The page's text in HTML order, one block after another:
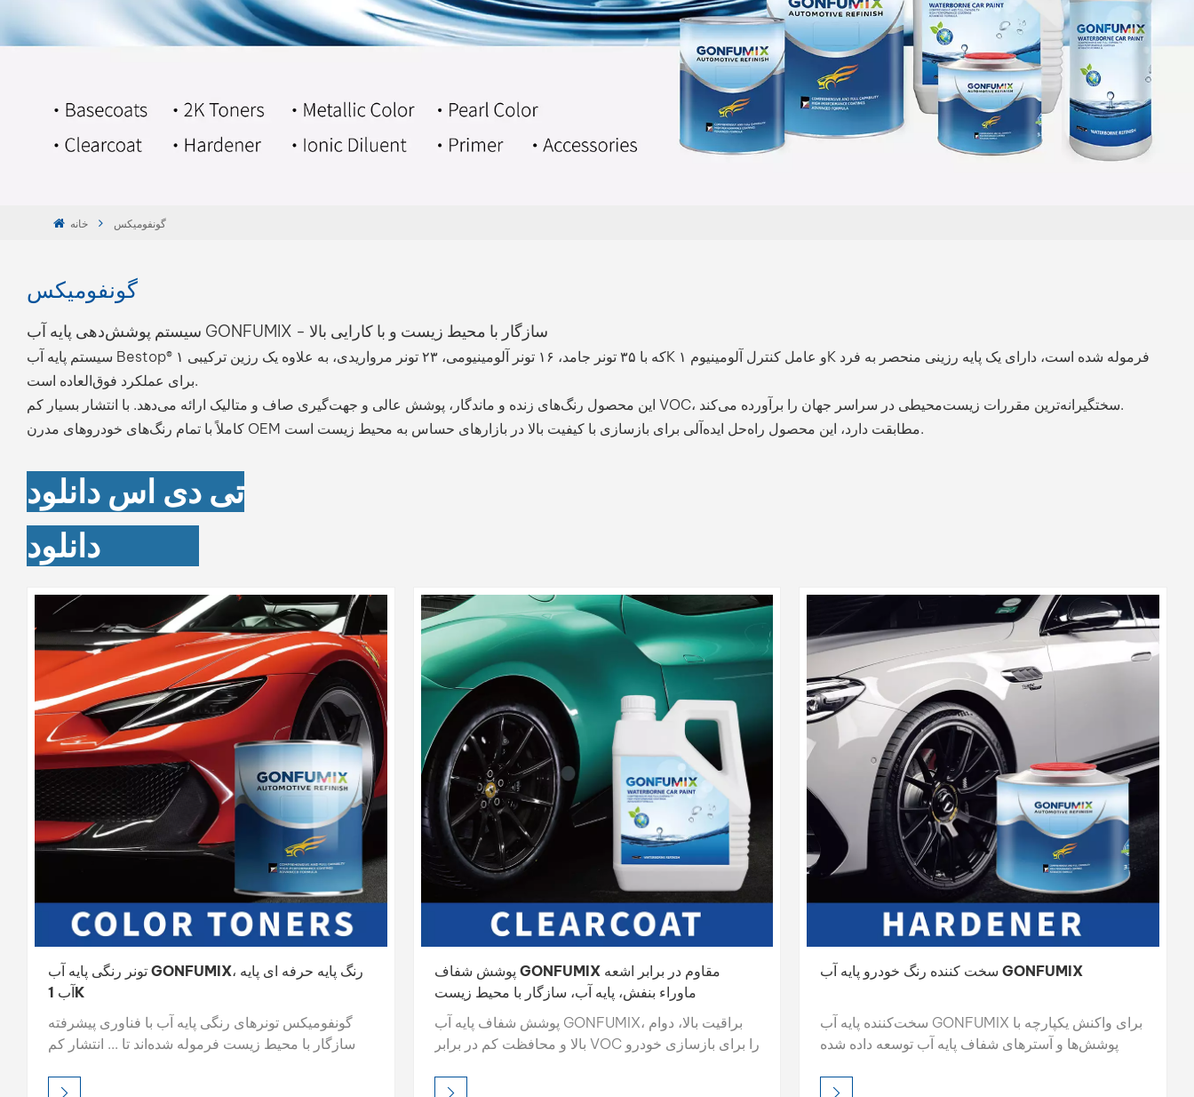
بالعربية
فارسی
中文
خانه گونفومیکس
گونفومیکس
سیستم پوشش‌دهی پایه آب GONFUMIX - سازگار با محیط زیست و با کارایی بالا
سیستم پایه آب Bestop® که با ۳۵ تونر جامد، ۱۶ تونر آلومینیومی، ۲۳ تونر مرواریدی، به علاوه یک رزین ترکیبی ۱K و عامل کنترل آلومینیوم ۱K فرموله شده است، دارای یک پایه رزینی منحصر به فرد
برای عملکرد فوق‌العاده است.
این محصول رنگ‌های زنده و ماندگار، پوشش عالی و جهت‌گیری صاف و متالیک ارائه می‌دهد. با انتشار بسیار کم VOC، سختگیرانه‌ترین مقررات زیست‌محیطی در سراسر جهان را برآورده می‌کند.
کاملاً با تمام رنگ‌های خودروهای مدرن OEM مطابقت دارد، این محصول راه‌حل ایده‌آلی برای بازسازی با کیفیت بالا در بازارهای حساس به محیط زیست است.
تی دی اس دانلود
تونر رنگی پایه آب GONFUMIX، رنگ پایه حرفه ای پایه
آب 1K
گونفومیکس تونرهای رنگی پایه آب با فناوری پیشرفته
سازگار با محیط زیست فرموله شده‌اند تا ... انتشار کم
که برای بازسازی خودرو و تعمیر قطعات اصلی (OEM)
پوشش شفاف GONFUMIX مقاوم در برابر اشعه
ماوراء بنفش، پایه آب، سازگار با محیط زیست
پوشش شفاف پایه آب GONFUMIX، براقیت بالا، دوام
بالا و محافظت کم در برابر VOC را برای بازسازی خودرو
زیست پایه آب، در برابر اشعه ماوراء بنفش، خراش و
سخت کننده رنگ خودرو پایه آب GONFUMIX
سخت‌کننده پایه آب GONFUMIX برای واکنش یکپارچه با
پوشش‌ها و آسترهای شفاف پایه آب توسعه داده شده
طولانی مدت لایه رنگ می‌شود. با انتشار کم VOC، پخت